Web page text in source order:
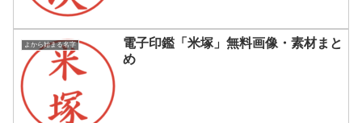
よから始まる名字
電子印鑑「米塚」無料画像・素材まと
め